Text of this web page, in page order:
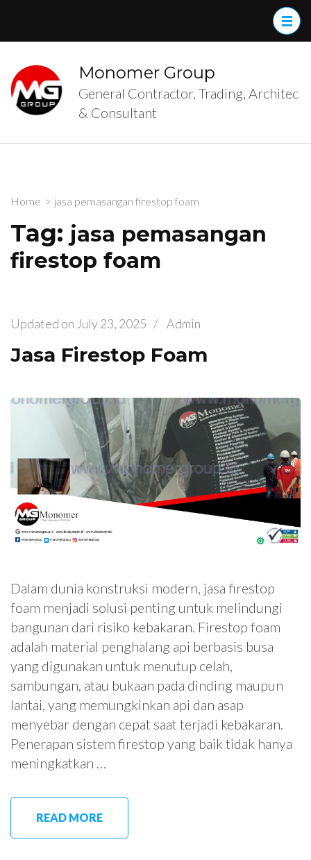
(Press
Enter)
Monomer Group
General Contractor, Trading, Architec
& Consultant
Home > jasa pemasangan firestop foam
Tag: jasa pemasangan
firestop foam
Updated on July 23, 2025 / Admin
Jasa Firestop Foam
Dalam dunia konstruksi modern, jasa firestop
foam menjadi solusi penting untuk melindungi
bangunan dari risiko kebakaran. Firestop foam
adalah material penghalang api berbasis busa
yang digunakan untuk menutup celah,
sambungan, atau bukaan pada dinding maupun
lantai, yang memungkinkan api dan asap
menyebar dengan cepat saat terjadi kebakaran.
Penerapan sistem firestop yang baik tidak hanya
meningkatkan …
READ MORE